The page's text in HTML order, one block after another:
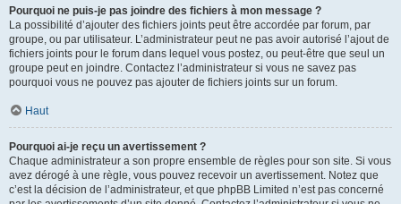
Pourquoi ne puis-je pas joindre des fichiers à mon message ?
La possibilité d’ajouter des fichiers joints peut être accordée par forum, par
groupe, ou par utilisateur. L’administrateur peut ne pas avoir autorisé l’ajout de
fichiers joints pour le forum dans lequel vous postez, ou peut-être que seul un
groupe peut en joindre. Contactez l’administrateur si vous ne savez pas
pourquoi vous ne pouvez pas ajouter de fichiers joints sur un forum.
Haut
Pourquoi ai-je reçu un avertissement ?
Chaque administrateur a son propre ensemble de règles pour son site. Si vous
avez dérogé à une règle, vous pouvez recevoir un avertissement. Notez que
c’est la décision de l’administrateur, et que phpBB Limited n’est pas concerné